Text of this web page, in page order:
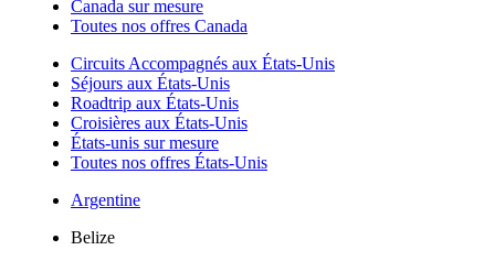
Canada sur mesure
Toutes nos offres Canada
Circuits Accompagnés aux États-Unis
Séjours aux États-Unis
Roadtrip aux États-Unis
Croisières aux États-Unis
États-unis sur mesure
Toutes nos offres États-Unis
Argentine
Belize